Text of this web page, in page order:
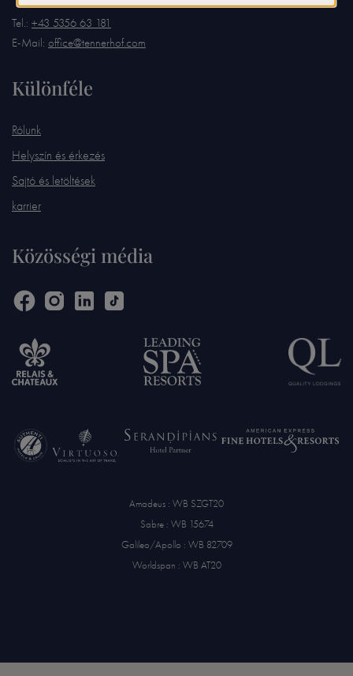
Tel.: +43 5356 63 181
E-Mail: office@tennerhof.com
Különféle
Rólunk
Helyszín és érkezés
Sajtó és letöltések
karrier
Közösségi média
Amadeus : WB SZGT20
Sabre : WB 15674
Galileo/Apollo : WB 82709
Worldspan : WB AT20